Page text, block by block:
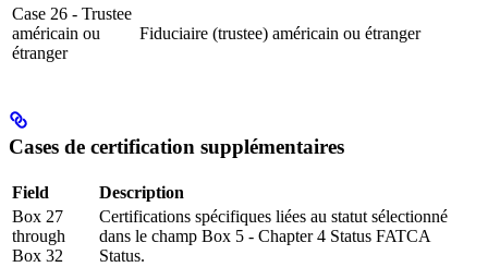
Case 26 - Trustee
américain ou
étranger
Fiduciaire (trustee) américain ou étranger
Cases de certification supplémentaires
Field
Description
Box 27
through
Box 32
Certifications spécifiques liées au statut sélectionné
dans le champ Box 5 - Chapter 4 Status FATCA
Status.